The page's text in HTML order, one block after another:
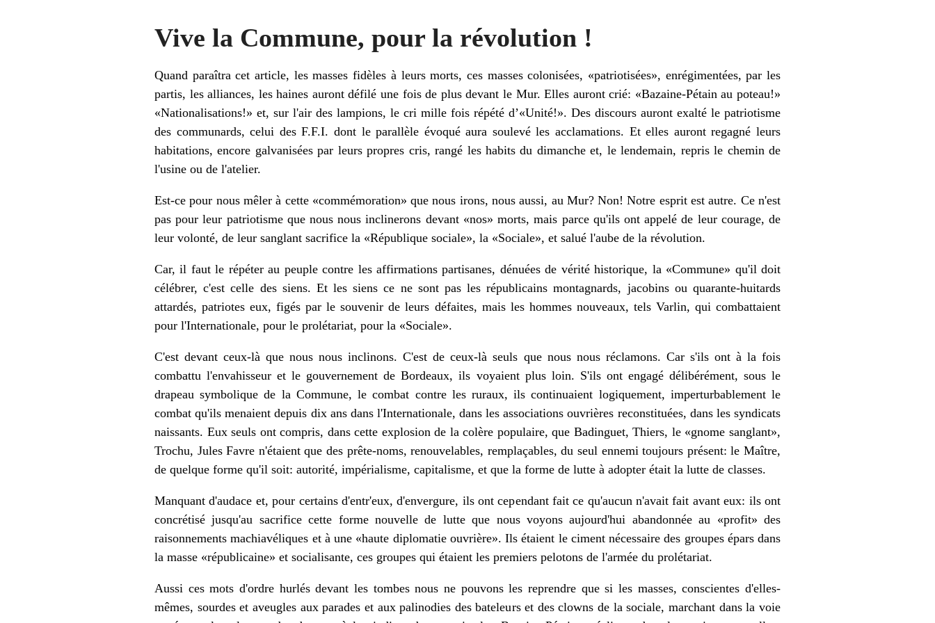
Vive la Commune, pour la révolution !
Quand paraîtra cet article, les masses fidèles à leurs morts, ces masses colonisées, «patriotisées», enrégimentées, par les
partis, les alliances, les haines auront défilé une fois de plus devant le Mur. Elles auront crié: «Bazaine-Pétain au poteau!»
«Nationalisations!» et, sur l'air des lampions, le cri mille fois répété d’«Unité!». Des discours auront exalté le patriotisme
des communards, celui des F.F.I. dont le parallèle évoqué aura soulevé les acclamations. Et elles auront regagné leurs
habitations, encore galvanisées par leurs propres cris, rangé les habits du dimanche et, le lendemain, repris le chemin de
l'usine ou de l'atelier.
Est-ce pour nous mêler à cette «commémoration» que nous irons, nous aussi, au Mur? Non! Notre esprit est autre. Ce n'est
pas pour leur patriotisme que nous nous inclinerons devant «nos» morts, mais parce qu'ils ont appelé de leur courage, de
leur volonté, de leur sanglant sacrifice la «République sociale», la «Sociale», et salué l'aube de la révolution.
Car, il faut le répéter au peuple contre les affirmations partisanes, dénuées de vérité historique, la «Commune» qu'il doit
célébrer, c'est celle des siens. Et les siens ce ne sont pas les républicains montagnards, jacobins ou quarante-huitards
attardés, patriotes eux, figés par le souvenir de leurs défaites, mais les hommes nouveaux, tels Varlin, qui combattaient
pour l'Internationale, pour le prolétariat, pour la «Sociale».
C'est devant ceux-là que nous nous inclinons. C'est de ceux-là seuls que nous nous réclamons. Car s'ils ont à la fois
combattu l'envahisseur et le gouvernement de Bordeaux, ils voyaient plus loin. S'ils ont engagé délibérément, sous le
drapeau symbolique de la Commune, le combat contre les ruraux, ils continuaient logiquement, imperturbablement le
combat qu'ils menaient depuis dix ans dans l'Internationale, dans les associations ouvrières reconstituées, dans les syndicats
naissants. Eux seuls ont compris, dans cette explosion de la colère populaire, que Badinguet, Thiers, le «gnome sanglant»,
Trochu, Jules Favre n'étaient que des prête-noms, renouvelables, remplaçables, du seul ennemi toujours présent: le Maître,
de quelque forme qu'il soit: autorité, impérialisme, capitalisme, et que la forme de lutte à adopter était la lutte de classes.
Manquant d'audace et, pour certains d'entr'eux, d'envergure, ils ont cependant fait ce qu'aucun n'avait fait avant eux: ils ont
concrétisé jusqu'au sacrifice cette forme nouvelle de lutte que nous voyons aujourd'hui abandonnée au «profit» des
raisonnements machiavéliques et à une «haute diplomatie ouvrière». Ils étaient le ciment nécessaire des groupes épars dans
la masse «républicaine» et socialisante, ces groupes qui étaient les premiers pelotons de l'armée du prolétariat.
Aussi ces mots d'ordre hurlés devant les tombes nous ne pouvons les reprendre que si les masses, conscientes d'elles-
mêmes, sourdes et aveugles aux parades et aux palinodies des bateleurs et des clowns de la sociale, marchant dans la voie